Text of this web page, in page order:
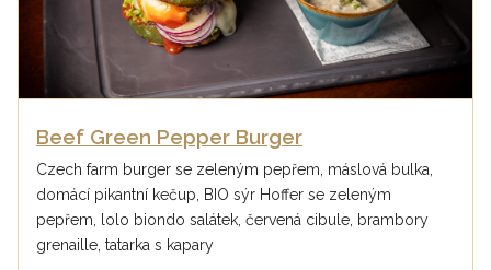
Beef Green Pepper Burger
Czech farm burger se zeleným pepřem, máslová bulka,
domácí pikantní kečup, BIO sýr Hoffer se zeleným
pepřem, lolo biondo salátek, červená cibule, brambory
grenaille, tatarka s kapary